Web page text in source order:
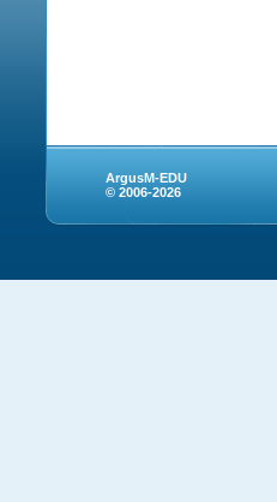
ArgusM-EDU
© 2006-2026